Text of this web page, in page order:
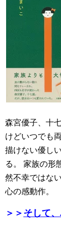
森宮優子、十
けどいつでも
描けない優し
る。 家族の形
然不幸ではな
心の感動作。
＞＞ そして